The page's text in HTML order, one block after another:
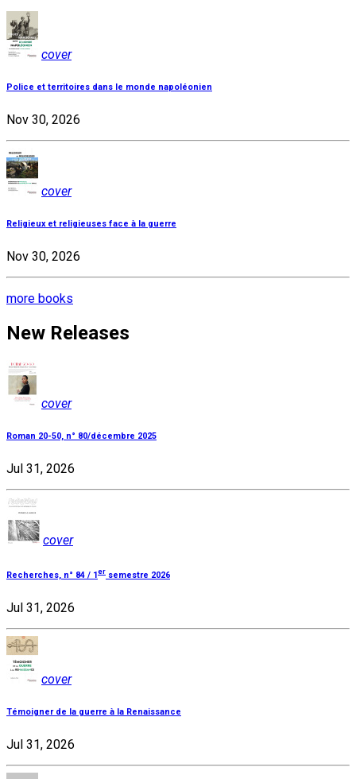
cover
Police et territoires dans le monde napoléonien
Nov 30, 2026
cover
Religieux et religieuses face à la guerre
Nov 30, 2026
more books
New Releases
cover
Roman 20-50, n° 80/décembre 2025
Jul 31, 2026
cover
Recherches, n° 84 / 1er semestre 2026
Jul 31, 2026
cover
Témoigner de la guerre à la Renaissance
Jul 31, 2026